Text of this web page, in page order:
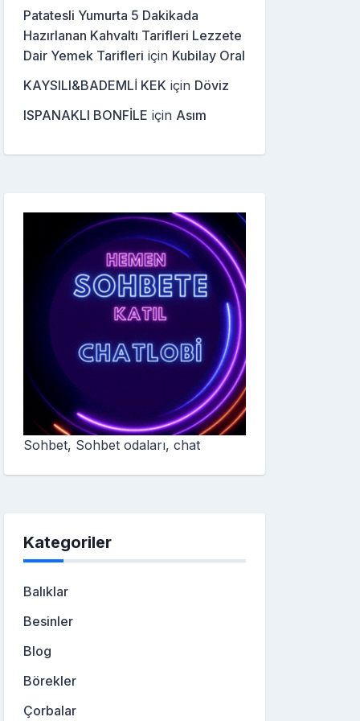
Patatesli Yumurta 5 Dakikada
Hazırlanan Kahvaltı Tarifleri Lezzete
Dair Yemek Tarifleri için Kubilay Oral
KAYSILI&BADEMLİ KEK için Döviz
ISPANAKLI BONFİLE için Asım
Sohbet, Sohbet odaları, chat
Kategoriler
Balıklar
Besinler
Blog
Börekler
Çorbalar